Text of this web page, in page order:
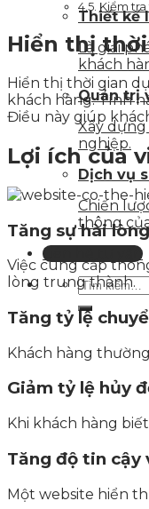
Thiết kế
Là giải
khách
Quản trị
Xây
nghiệp.
Dịch vụ
Chiến
thông
Liên hệ tư vấn
Kiểm
Hiển thị
Hiển thị thời gian
khách hàng. Tính
Điều này giúp
Lợi ích của
Tăng sự hài
Việc cung cấp
lòng trung thành.
Tăng tỷ lệ
Khách hàng
Giảm tỷ lệ hủy
Khi khách hàng
Tăng độ tin cậy
Một website hiển